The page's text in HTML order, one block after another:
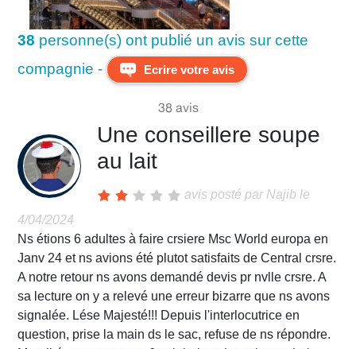
38 personne(s) ont publié un avis sur cette
compagnie -
Ecrire votre avis
38 avis
Une conseillere soupe
au lait
avis posté par Najib le
4/04/2024
Ns étions 6 adultes à faire crsiere Msc World europa en
Janv 24 et ns avions été plutot satisfaits de Central crsre.
A notre retour ns avons demandé devis pr nvlle crsre. A
sa lecture on y a relevé une erreur bizarre que ns avons
signalée. Lése Majesté!!! Depuis l'interlocutrice en
question, prise la main ds le sac, refuse de ns répondre.